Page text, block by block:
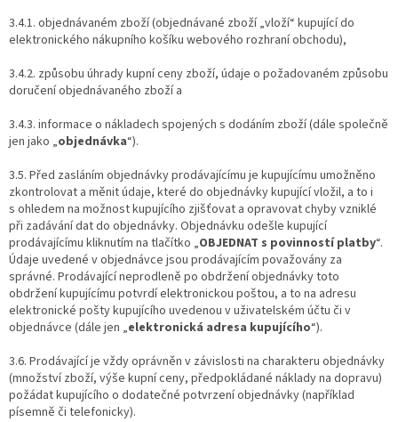
3.4.1. objednávaném zboží (objednávané zboží „vloží“ kupující do
elektronického nákupního košíku webového rozhraní obchodu),
3.4.2. způsobu úhrady kupní ceny zboží, údaje o požadovaném způsobu
doručení objednávaného zboží a
3.4.3. informace o nákladech spojených s dodáním zboží (dále společně
jen jako „objednávka“).
3.5. Před zasláním objednávky prodávajícímu je kupujícímu umožněno
zkontrolovat a měnit údaje, které do objednávky kupující vložil, a to i
s ohledem na možnost kupujícího zjišťovat a opravovat chyby vzniklé
při zadávání dat do objednávky. Objednávku odešle kupující
prodávajícímu kliknutím na tlačítko „OBJEDNAT s povinností platby“.
Údaje uvedené v objednávce jsou prodávajícím považovány za
správné. Prodávající neprodleně po obdržení objednávky toto
obdržení kupujícímu potvrdí elektronickou poštou, a to na adresu
elektronické pošty kupujícího uvedenou v uživatelském účtu či v
objednávce (dále jen „elektronická adresa kupujícího“).
3.6. Prodávající je vždy oprávněn v závislosti na charakteru objednávky
(množství zboží, výše kupní ceny, předpokládané náklady na dopravu)
požádat kupujícího o dodatečné potvrzení objednávky (například
písemně či telefonicky).